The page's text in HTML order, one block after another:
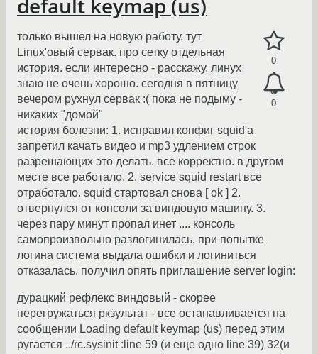
default keymap (us)
0
0
только вышел на новую работу. тут
Linux'овый сервак. про сетку отдельная
история. если интересно - расскажу. линух
знаю не очень хорошо. сегодня в пятницу
вечером рухнул сервак :( пока не подыму -
никаких "домой"
история болезни: 1. исправил конфиг squid'а
запретил качать видео и mp3 удлением строк
разрешающих это делать. все корректно. в другом
месте все работало. 2. service squid restart все
отработало. squid стартовал снова [ ok ] 2.
отвернулся от консоли за виндовую машину. 3.
через пару минут пропал инет .... консоль
самопроизвольно разлогинилась, при попытке
логина система выдала ошибки и логиниться
отказалась. получил опять приглашение server login:
дурацкий рефлекс виндовый - скорее
перегружаться ркзультат - все останавливается на
сообщении Loading default keymap (us) перед этим
ругается ../rc.sysinit :line 59 (и еще одно line 39) 32(и